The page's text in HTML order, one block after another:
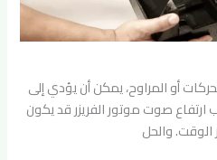
أو المراوح، يمكن أن يؤدي إلى
صوت موتور الفريزر قد يكون
الوقت. والحل